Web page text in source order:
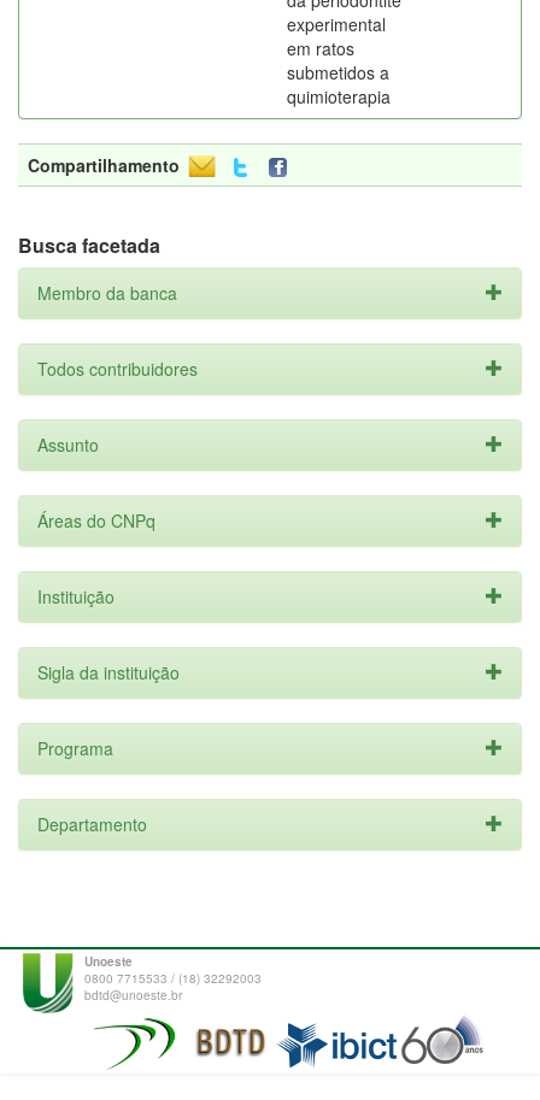
experimental
em ratos
submetidos a
quimioterapia
Compartilhamento
Busca facetada
Membro da banca
Todos contribuidores
Assunto
Áreas do CNPq
Instituição
Sigla da instituição
Programa
Departamento
Unoeste
0800 7715533 / (18) 32292003
bdtd@unoeste.br